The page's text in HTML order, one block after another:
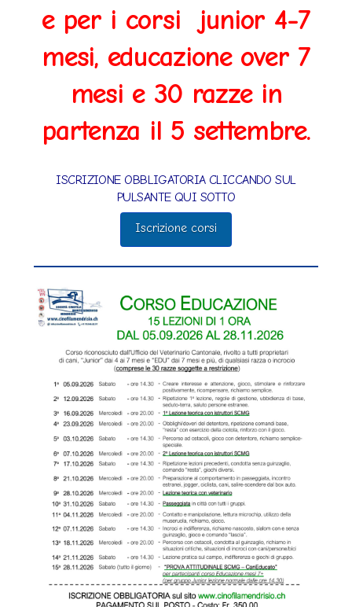
e per i corsi junior 4-7
mesi, educazione over 7
mesi e 30 razze in
partenza il 5 settembre.
ISCRIZIONE OBBLIGATORIA CLICCANDO SUL
PULSANTE QUI SOTTO
Iscrizione corsi